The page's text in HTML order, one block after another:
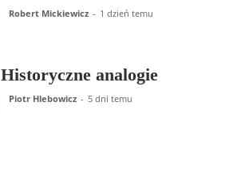
Robert Mickiewicz - 1 dzień temu
Historyczne analogie
Piotr Hlebowicz - 5 dni temu